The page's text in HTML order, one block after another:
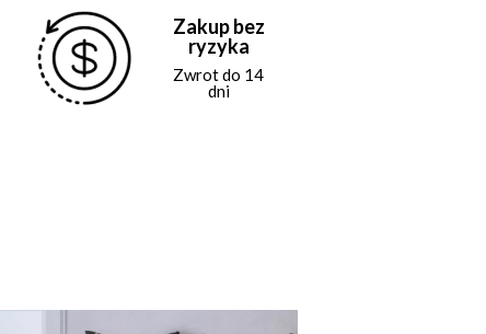
Zakup bez
ryzyka
Zwrot do 14
dni